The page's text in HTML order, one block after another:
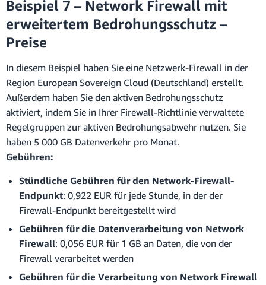
Beispiel 7 – Network Firewall mit
erweitertem Bedrohungsschutz –
Preise
In diesem Beispiel haben Sie eine Netzwerk-Firewall in der
Region European Sovereign Cloud (Deutschland) erstellt.
Außerdem haben Sie den aktiven Bedrohungsschutz
aktiviert, indem Sie in Ihrer Firewall-Richtlinie verwaltete
Regelgruppen zur aktiven Bedrohungsabwehr nutzen. Sie
haben 5 000 GB Datenverkehr pro Monat.
Gebühren:
Stündliche Gebühren für den Network-Firewall-
Endpunkt: 0,922 EUR für jede Stunde, in der der
Firewall-Endpunkt bereitgestellt wird
Gebühren für die Datenverarbeitung von Network
Firewall: 0,056 EUR für 1 GB an Daten, die von der
Firewall verarbeitet werden
Gebühren für die Verarbeitung von Network Firewall